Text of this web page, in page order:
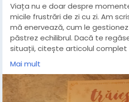
Viața nu e doar despre
micile frustrări de zi cu zi. Am
mă enervează, cum le
păstrez echilibrul. Dacă te
situații, citește articolul complet
https://www.mihaelatoila.ro/
enervante-tuesday-4.html
Mai mult